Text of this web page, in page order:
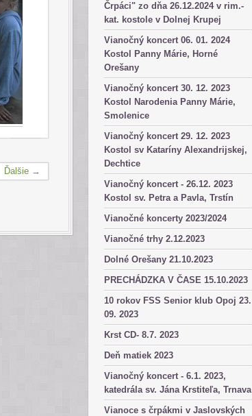
Črpáci" zo dňa 26.12.2024 v rim.-
kat. kostole v Dolnej Krupej
Vianočný koncert 06. 01. 2024
Kostol Panny Márie, Horné
Orešany
Vianočný koncert 30. 12. 2023
Kostol Narodenia Panny Márie,
Smolenice
Vianočný koncert 29. 12. 2023
Kostol sv Kataríny Alexandrijskej,
Dechtice
Vianočný koncert - 26.12. 2023
Kostol sv. Petra a Pavla, Trstín
Vianočné koncerty 2023/2024
Vianočné trhy 2.12.2023
Dolné Orešany 21.10.2023
PRECHÁDZKA V ČASE 15.10.2023
10 rokov FSS Senior klub Opoj 23.
09. 2023
Krst CD- 8.7. 2023
Deň matiek 2023
Vianočný koncert - 6.1. 2023,
katedrála sv. Jána Krstiteľa, Trnava
Vianoce s črpákmi v Jaslovských
Ďalšie →